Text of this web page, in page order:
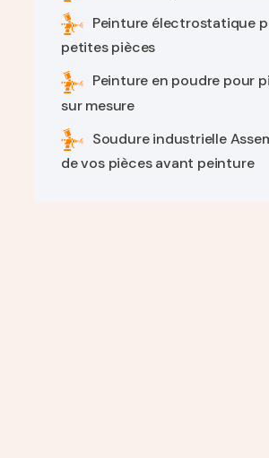
Peinture électrostatique
petites pièces
Peinture en poudre pour
sur mesure
Soudure industrielle
de vos pièces avant peinture